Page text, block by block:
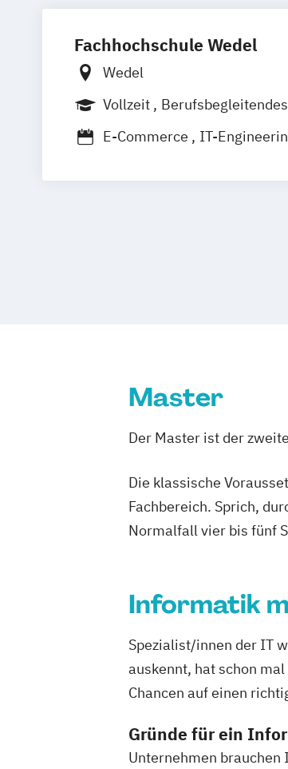
Fachhochschule Wedel
Wedel
Vollzeit
Duales Studium
E-Commerce IT-
Wirtschaft oder Technik)
Master
Der Master ist der
Die klassische
Fachbereich. Sprich,
Normalfall vier bis fünf
Informatik
Spezialist/innen der IT
auskennt, hat schon
Chancen auf einen
Gründe für ein
Unternehmen